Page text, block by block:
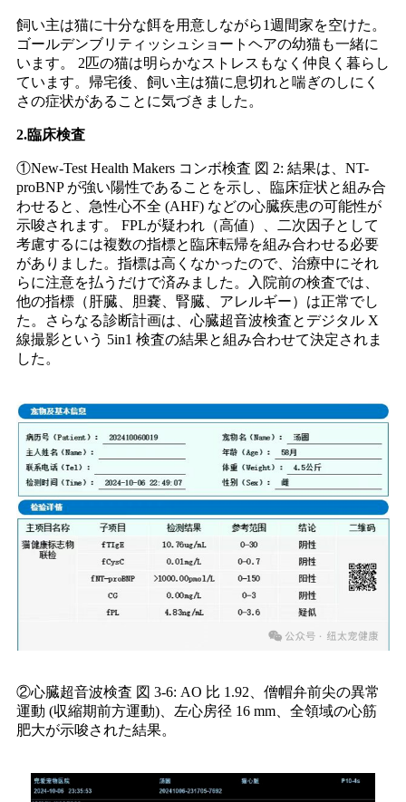
飼い主は猫に十分な餌を用意しながら1週間家を空けた。
ゴールデンブリティッシュショートヘアの幼猫も一緒に
います。 2匹の猫は明らかなストレスもなく仲良く暮らし
ています。帰宅後、飼い主は猫に息切れと喘ぎのしにく
さの症状があることに気づきました。
2.臨床検査
①New-Test Health Makers コンボ検査 図 2: 結果は、NT-
proBNP が強い陽性であることを示し、臨床症状と組み合
わせると、急性心不全 (AHF) などの心臓疾患の可能性が
示唆されます。 FPLが疑われ（高値）、二次因子として
考慮するには複数の指標と臨床転帰を組み合わせる必要
がありました。指標は高くなかったので、治療中にそれ
らに注意を払うだけで済みました。入院前の検査では、
他の指標（肝臓、胆嚢、腎臓、アレルギー）は正常でし
た。さらなる診断計画は、心臓超音波検査とデジタル X
線撮影という 5in1 検査の結果と組み合わせて決定されま
した。
②心臓超音波検査 図 3-6: AO 比 1.92、僧帽弁前尖の異常
運動 (収縮期前方運動)、左心房径 16 mm、全領域の心筋
肥大が示唆された結果。